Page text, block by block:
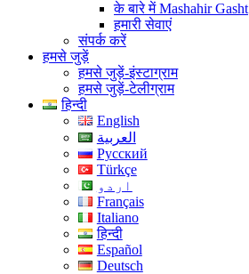
के बारे में Mashahir Gasht
हमारी सेवाएं
संपर्क करें
हमसे जुड़ें
हमसे जुड़ें-इंस्टाग्राम
हमसे जुड़ें-टेलीग्राम
हिन्दी
English
العربية
Русский
Türkçe
اردو
Français
Italiano
हिन्दी
Español
Deutsch